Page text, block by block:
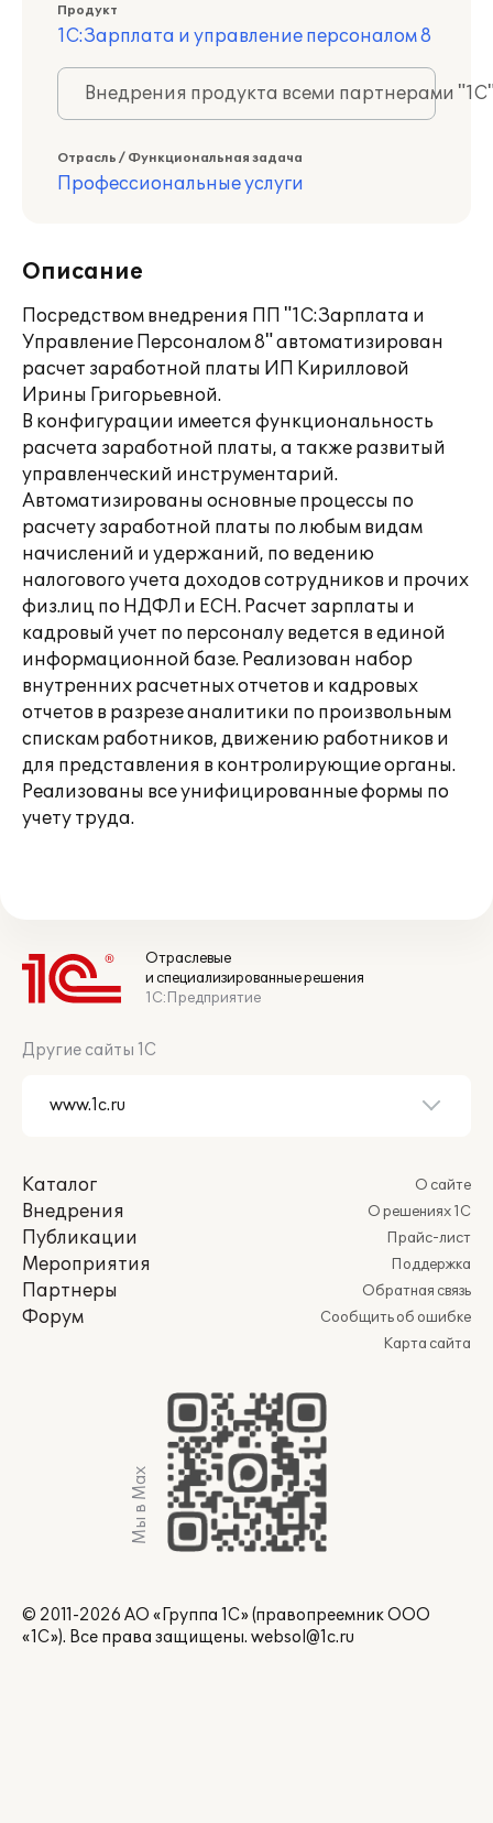
Продукт
1С:Зарплата и управление персоналом 8
Внедрения продукта всеми партнерами
Отрасль / Функциональная задача
Профессиональные услуги
Описание
Посредством внедрения ПП "1С:Зарплата и
Управление Персоналом 8" автоматизирован
расчет заработной платы ИП Кирилловой
Ирины Григорьевной.
В конфигурации имеется функциональность
расчета заработной платы, а также развитый
управленческий инструментарий.
Автоматизированы основные процессы по
расчету заработной платы по любым видам
начислений и удержаний, по ведению
налогового учета доходов сотрудников и прочих
физ.лиц по НДФЛ и ЕСН. Расчет зарплаты и
кадровый учет по персоналу ведется в единой
информационной базе. Реализован набор
внутренних расчетных отчетов и кадровых
отчетов в разрезе аналитики по произвольным
спискам работников, движению работников и
для представления в контролирующие органы.
Реализованы все унифицированные формы по
учету труда.
Отраслевые
и специализированные решения
1С:Предприятие
Другие сайты 1С
Каталог
Внедрения
Публикации
Мероприятия
Партнеры
Форум
О сайте
О решениях 1С
Прайс-лист
Поддержка
Обратная связь
Сообщить об ошибке
Карта сайта
Мы в Max
© 2011-2026 АО «Группа 1С» (правопреемник ООО
«1С»). Все права защищены. websol@1c.ru